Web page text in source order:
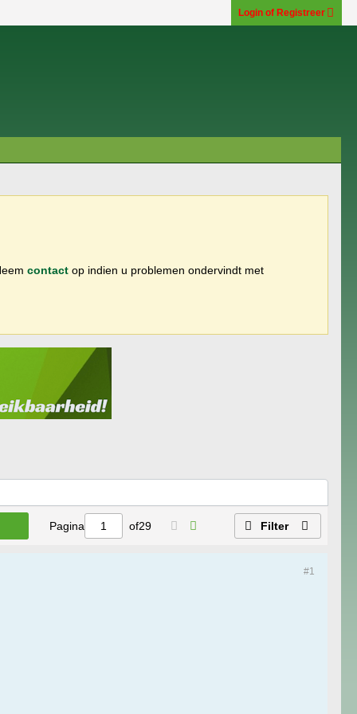
Login of Registreer
contact op indien u problemen ondervindt met
Pagina of29 Filter
#1